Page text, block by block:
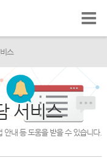
스
서비스
안내 등 도움을 받을 수 있습니다.